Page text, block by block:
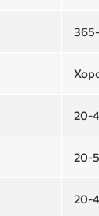
20-
20-
20-